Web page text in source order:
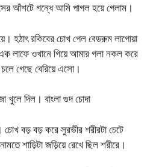
আঁশটে গন্ধে আমি পাগল হয়ে গেলাম।
হঠাৎ রকিবের চোখ গেল বেডরুম লাগোয়া
লাফে ওখানে গিয়ে আমার গলা নকল করে
গেছে বেরিয়ে এসো।
খুলে দিল। বাংলা গুদ চোদা
বড় বড় করে সুরভীর শরীরটা চেটে
শাড়িটা জড়িয়ে রেখে ছিল শরীরে।